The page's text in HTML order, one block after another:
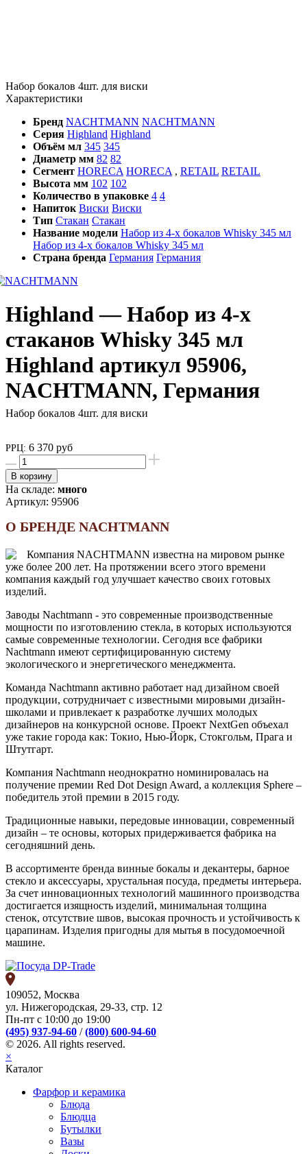
Набор бокалов 4шт. для виски
Характеристики
Бренд NACHTMANN NACHTMANN
Серия Highland Highland
Объём мл 345 345
Диаметр мм 82 82
Сегмент HORECA HORECA , RETAIL RETAIL
Высота мм 102 102
Количество в упаковке 4 4
Напиток Виски Виски
Тип Стакан Стакан
Название модели Набор из 4-х бокалов Whisky 345 мл
Набор из 4-х бокалов Whisky 345 мл
Страна бренда Германия Германия
Highland — Набор из 4-х
стаканов Whisky 345 мл
Highland артикул 95906,
NACHTMANN, Германия
Набор бокалов 4шт. для виски
РРЦ: 6 370 руб
В корзину
На складе: много
Артикул: 95906
О БРЕНДЕ NACHTMANN
Компания NACHTMANN известна на мировом рынке
уже более 200 лет. На протяжении всего этого времени
компания каждый год улучшает качество своих готовых
изделий.
Заводы Nachtmann - это современные производственные
мощности по изготовлению стекла, в которых используются
самые современные технологии. Сегодня все фабрики
Nachtmann имеют сертифицированную систему
экологического и энергетического менеджмента.
Команда Nachtmann активно работает над дизайном своей
продукции, сотрудничает с известными мировыми дизайн-
школами и привлекает к разработке лучших молодых
дизайнеров на конкурсной основе. Проект NextGen объехал
уже такие города как: Токио, Нью-Йорк, Стокгольм, Прага и
Штутгарт.
Компания Nachtmann неоднократно номинировалась на
получение премии Red Dot Design Award, а коллекция Sphere –
победитель этой премии в 2015 году.
Традиционные навыки, передовые инновации, современный
дизайн – те основы, которых придерживается фабрика на
сегодняшний день.
В ассортименте бренда винные бокалы и декантеры, барное
стекло и аксессуары, хрустальная посуда, предметы интерьера.
За счет инновационных технологий машинного производства
достигается изящность изделий, минимальная толщина
стенок, отсутствие швов, высокая прочность и устойчивость к
царапинам. Изделия пригодны для мытья в посудомоечной
машине.
109052, Москва
ул. Нижегородская, 29-33, стр. 12
Пн-пт с 10:00 до 19:00
(495) 937-94-60 /(800) 600-94-60
© 2026. All rights reserved.
×
Каталог
Фарфор и керамика
Блюда
Блюдца
Бутылки
Вазы